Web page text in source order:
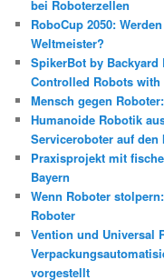
bei Roboterzellen
RoboCup 2050:
Weltmeister?
SpikerBot by
Controlled Robots with
Mensch gegen
Humanoide Robotik
Serviceroboter auf den
Praxisprojekt mit
Bayern
Wenn Roboter
Roboter
Vention und Universal
vorgestellt